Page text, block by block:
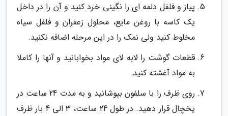
پیاز و فلفل دلمه ای را نگینی خرد کنید و آن را در داخل
یک کاسه با روغن مایع، محلول زعفران و فلفل سیاه
مخلوط کنید ولی نمک را در این مرحله اضافه نکنید.
قطعات گوشت را لابه لای مواد بخوابانید و آنها را کاملا
به مواد آغشته کنید.
روی ظرف را با سلفون بپوشانید و به مدت 24 ساعت در
یخچال قرار دهید. در طول 24 ساعت، 3 الی 4 بار ظرف